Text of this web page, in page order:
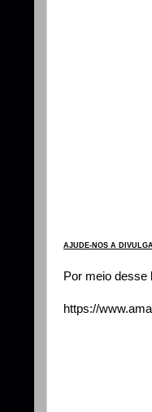
AJUDE-NOS A
Por meio desse
https://